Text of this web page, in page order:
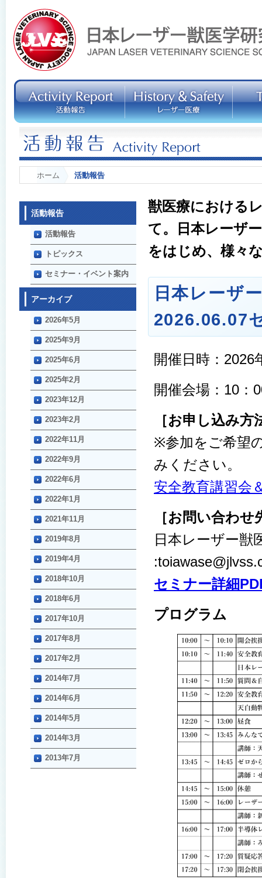
ホーム 活動報告
獣医療における
て。日本レーザ
をはじめ、様々
日本レーザ
2026.06.07
開催日時：2026
開催会場：10
［お申し込み方
※参加をご希望
みください。
安全教育講習会
［お問い合わせ
日本レーザー
セミナー詳細
プログラム
活動報告
活動報告
トピックス
セミナー・イベント案内
アーカイブ
2026年5月
2025年9月
2025年6月
2025年2月
2023年12月
2023年2月
2022年11月
2022年9月
2022年6月
2022年1月
2021年11月
2019年8月
2019年4月
2018年10月
2018年6月
2017年10月
2017年8月
2017年2月
2014年7月
2014年6月
2014年5月
2014年3月
2013年7月